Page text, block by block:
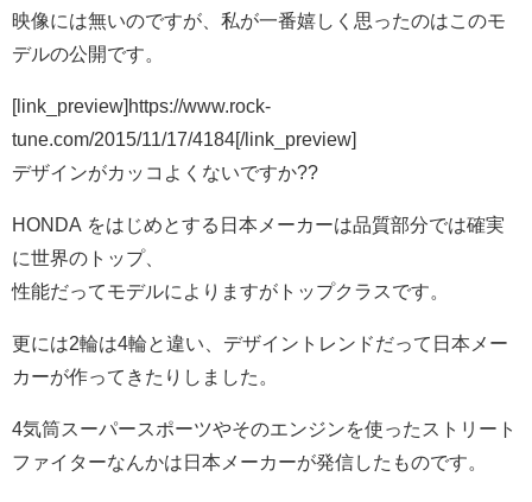
映像には無いのですが、私が一番嬉しく思ったのはこのモ
デルの公開です。
[link_preview]https://www.rock-
tune.com/2015/11/17/4184[/link_preview]
デザインがカッコよくないですか??
HONDA をはじめとする日本メーカーは品質部分では確実
に世界のトップ、
性能だってモデルによりますがトップクラスです。
更には2輪は4輪と違い、デザイントレンドだって日本メー
カーが作ってきたりしました。
4気筒スーパースポーツやそのエンジンを使ったストリート
ファイターなんかは日本メーカーが発信したものです。